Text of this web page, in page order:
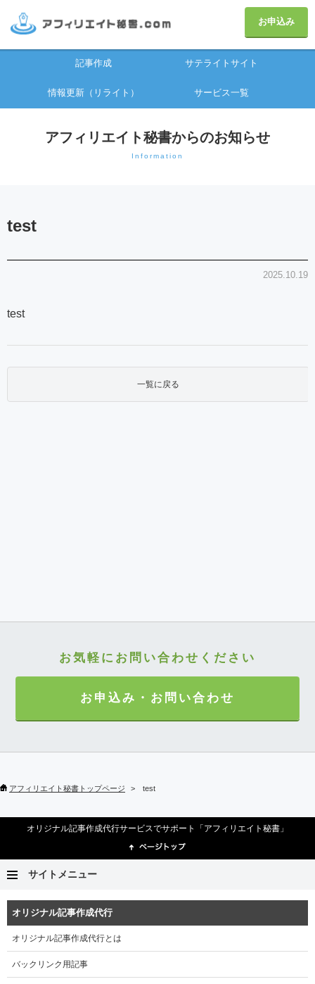
お申込み
記事作成 サテライトサイト
情報更新（リライト） サービス一覧
アフィリエイト秘書からのお知らせ
Information
test
2025.10.19
test
一覧に戻る
お気軽にお問い合わせください
お申込み・お問い合わせ
アフィリエイト秘書トップページ test
オリジナル記事作成代行サービスでサポート「アフィリエイト秘書」
サイトメニュー
オリジナル記事作成代行
オリジナル記事作成代行とは
バックリンク用記事